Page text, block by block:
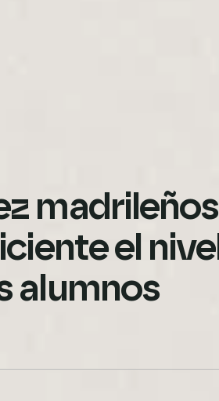
madrileños
el nivel
alumnos